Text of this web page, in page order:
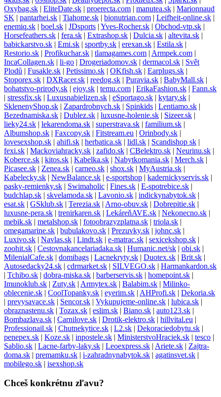
Oxybag.sk | EliteDate.sk | proerecta.com | manutea.sk | Marionnaud
SK | pantarhei.sk | Tiahome.sk | bionutrian.com | Leifheit-online.sk |
enemiq.sk | boel.sk | JDsports | Yves-Rocher.sk | Obchod-vtp.sk |
Horsefeathers.sk | fera.sk | Extrashop.sk | Dulcia.sk | altevita.sk |
babickarstvo.sk | Emi.sk | sportby.sk | erexan.sk | Estila.sk |
Restorio.sk | Profikuchar.sk | tlamagames.com | Armpek.com |
IncaCollagen.sk | li-go | Drogeriadomov.sk | dermacol.sk | Svět
Plodů | Fusakle.sk | Petissimo.sk | OKfish.sk | Earplugs.sk |
Stoporex.sk | DXRacer.sk | reedog.sk | Puravia.sk | BabyMall.sk |
bohatstvo-prirody.sk | ejoy.sk | temu.com | ErikaFashion.sk | Fann.sk
| stressfix.sk | Luxusnabielizen.sk | eSportago.sk | kytary.sk |
SklenenyShop.sk | Zapardrobnych.sk | Spinkids | Lentiamo.sk |
Bezednamiska.sk | Dublez.sk | luxusne-holenie.sk | Sizeer.sk |
lieky24.sk | lekarendoma.sk | superstrava.sk | familium.sk |
Albumshop.sk | Faxcopy.sk | Fitstream.eu | Orinbody.sk |
lovesexshop.sk | ahifi.sk | herbatica.sk | lidl.sk | Scandishop sk |
fexi.sk | Mackoviahracky.sk | zafido.sk | CBelektro.sk | Neurinu.sk |
Koberce.sk | kitos.sk | Kabelka.sk | Nabytkomania.sk | Merch.sk |
Picasee.sk | Zenea.sk | carneo.sk | shox.sk | MyAustria.sk |
Kabelecky.sk | NewBalance.sk | e-sportshop | kadernickyservis.sk |
pasky-remienky.sk | Swimaholic | Fines.sk | E-spotrebice.sk |
budchlap.sk | skvelamoda.sk | Lavonio.sk | indickynabytok.sk |
esat.sk | GSklub.sk | Terezia.sk | Arno-obuv.sk | Dobrepitie.sk |
luxusne-pera.sk | trenirkaren.sk | LekáreňAVE.sk | Nekonecno.sk |
mebik.sk | metalshop.sk | fotoobrazyzplatna.sk | triola.sk |
omegamarine.sk | bubulakovo.sk | Prezuvky.sk | johnc.sk |
Luxivo.sk | Navlas.sk | Lindt.sk | e-matrac.sk | sexicekshop.sk |
zoohit.sk | Cestovnakancelariadaka.sk | Humanic.net/sk | obi.sk |
MilenialCafe.sk | domibags | Lacnekryty.sk | Duotex.sk | Brit.sk |
Autosedacky24.sk | cdrmarket.sk | SILVEGO.sk | Harmankardon.sk
| Tchibo.sk | dobra-miska.sk | barberservis.sk | homepoint.sk |
Imunoklub.sk | Zuty.sk | Armytex.sk | Balabim.sk | Milinko-
oblecenie.sk | CoolTopanky.sk | eyerim.sk | AHProfi.sk | Dekoria.sk
| prevysavace.sk | Sencor.sk | Vykupujeme-online.sk | lubica.sk |
obraznastenu.sk | Tozax.sk | eslim.sk | Biano.sk | auto123.sk |
Bombazlava.sk | Carnilove.sk | Drotik-elektro.sk | hillvital.eu |
Professionail.sk | Chutnekytice.sk | L2.sk | Dekoraciedobytu.sk |
penepex.sk | Koze.sk | inpostele.sk | MinisterstvoHraciek.sk | tesco |
Sablio.sk | Lacne-farby-laky.sk | Leoexpress.sk | Ariete.sk | Zajtra-
doma.sk | premamku.sk | i-zahradnynabytok.sk | agatinsvet.sk |
mobilego.sk | isexshop.sk
Chceš konkrétnu zľavu?